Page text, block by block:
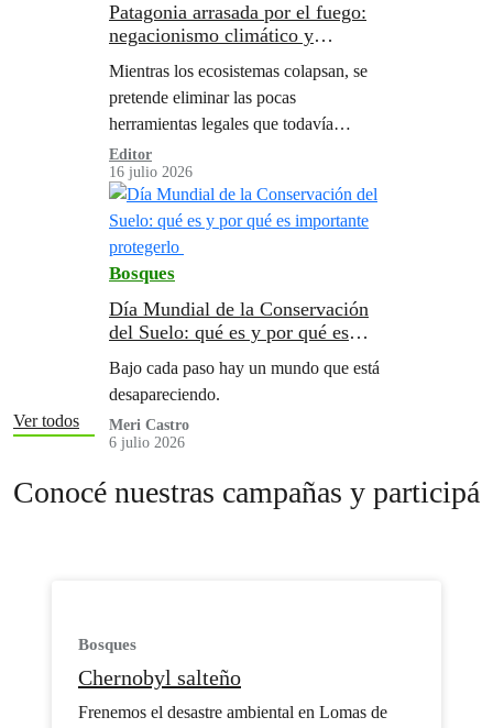
Patagonia arrasada por el fuego:
negacionismo climático y
Mientras los ecosistemas colapsan, se
pretende eliminar las pocas
herramientas legales que todavía
protegen los bosques
Editor
16 julio 2026
Bosques
Día Mundial de la Conservación
del Suelo: qué es y por qué es
Bajo cada paso hay un mundo que está
desapareciendo.
Meri Castro
6 julio 2026
Ver todos
Conocé nuestras campañas y participá
Bosques
Chernobyl salteño
Frenemos el desastre ambiental en Lomas de